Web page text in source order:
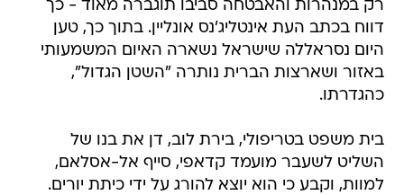
רק במנהרות והאבטחה סביבו תוגברה מאוד - כך
דווח בכתב העת אינטליג'נס אונליין. בתוך כך, טען
היום נסראללה שישראל נשארה האיום המשמעותי
באזור ושארצות הברית נותרה "השטן הגדול",
כהגדרתו.
בית משפט בטריפולי, בירת לוב, דן את בנו של
השליט לשעבר מועמד קדאפי, סייף אל-אסלאם,
למוות, וקבע כי הוא יוצא להורג על ידי כיתת יורים.